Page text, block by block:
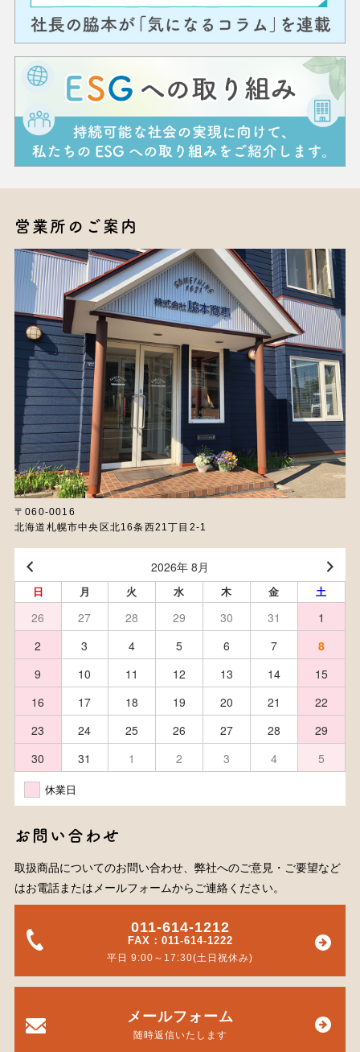
営業所のご案内
〒060-0016
北海道札幌市中央区北16条西21丁目2-1
2026年 8月
日 月 火 水 木 金 土
26 27 28 29 30 31
1
2
3 4 5 6 7
8
9
10 11 12 13 14
15
16
17 18 19 20 21
22
23
24 25 26 27 28
29
30
31 1 2 3 4 5
休業日
お問い合わせ
取扱商品についてのお問い合わせ、弊社へのご意見・ご要望など
はお電話またはメールフォームからご連絡ください。
011-614-1212
FAX：011-614-1222
平日 9:00～17:30(土日祝休み)
メールフォーム
随時返信いたします